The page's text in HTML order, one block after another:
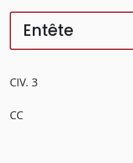
Entête
CIV. 3
CC